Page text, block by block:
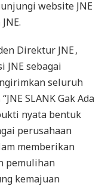
website JNE
Direktur JNE ,
JNE sebagai
seluruh
SLANK Gak Ada
nyata bentuk
perusahaan
memberikan
pemulihan
kemajuan